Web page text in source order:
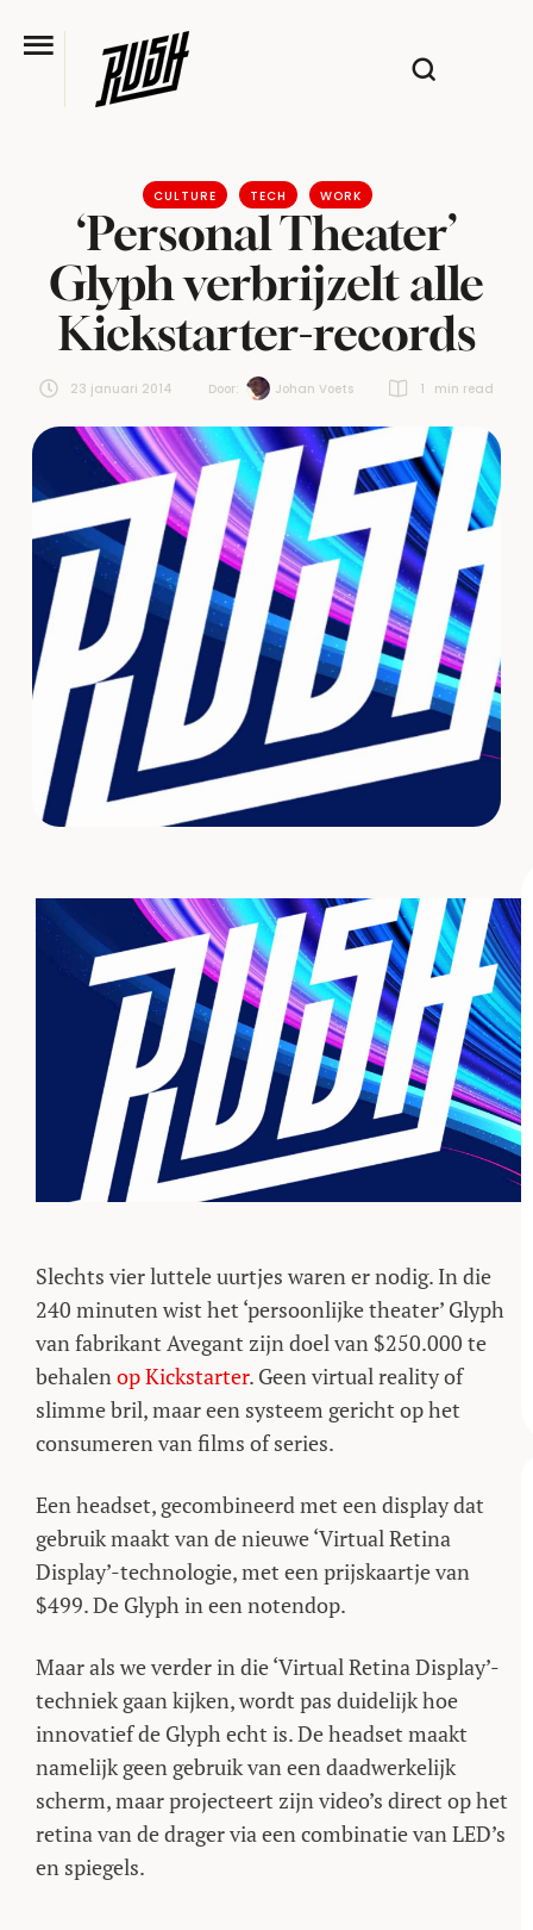
CULTURE TECH WORK
‘Personal Theater’
Glyph verbrijzelt alle
Kickstarter-records
23 januari 2014 Door: Johan Voets 1 min read
Slechts vier luttele uurtjes waren er nodig. In die
240 minuten wist het ‘persoonlijke theater’ Glyph
van fabrikant Avegant zijn doel van $250.000 te
behalenop Kickstarter. Geen virtual reality of
slimme bril, maar een systeem gericht op het
consumeren van films of series.
Een headset, gecombineerd met een display dat
gebruik maakt van de nieuwe ‘Virtual Retina
Display’-technologie, met een prijskaartje van
$499. De Glyph in een notendop.
Maar als we verder in die ‘Virtual Retina Display’-
techniek gaan kijken, wordt pas duidelijk hoe
innovatief de Glyph echt is. De headset maakt
namelijk geen gebruik van een daadwerkelijk
scherm, maar projecteert zijn video’s direct op het
retina van de drager via een combinatie van LED’s
en spiegels.